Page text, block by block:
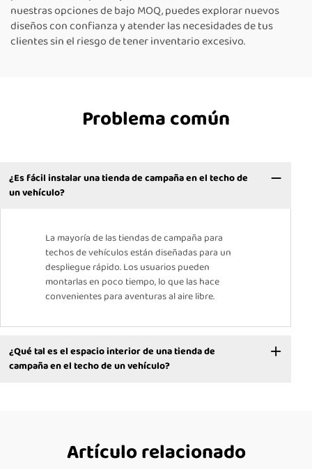
nuestras opciones de bajo MOQ, puedes explorar nuevos
diseños con confianza y atender las necesidades de tus
clientes sin el riesgo de tener inventario excesivo.
Problema común
¿Es fácil instalar una tienda de campaña en el techo de
un vehículo?
La mayoría de las tiendas de campaña para
techos de vehículos están diseñadas para un
despliegue rápido. Los usuarios pueden
montarlas en poco tiempo, lo que las hace
convenientes para aventuras al aire libre.
¿Qué tal es el espacio interior de una tienda de
campaña en el techo de un vehículo?
Artículo relacionado